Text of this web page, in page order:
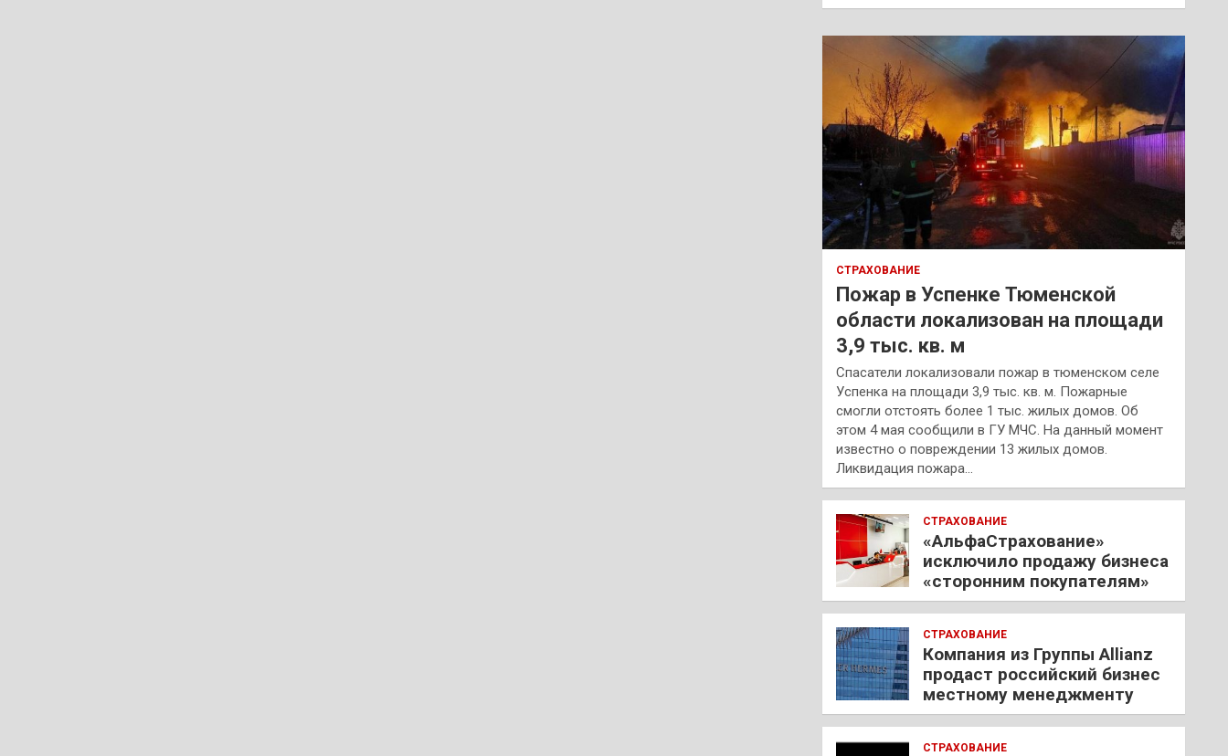
СТРАХОВАНИЕ
Пожар в Успенке Тюменской
области локализован на площади
3,9 тыс. кв. м
Спасатели локализовали пожар в тюменском селе
Успенка на площади 3,9 тыс. кв. м. Пожарные
смогли отстоять более 1 тыс. жилых домов. Об
этом 4 мая сообщили в ГУ МЧС. На данный момент
известно о повреждении 13 жилых домов.
Ликвидация пожара…
СТРАХОВАНИЕ
«АльфаСтрахование»
исключило продажу бизнеса
«сторонним покупателям»
СТРАХОВАНИЕ
Компания из Группы Allianz
продаст российский бизнес
местному менеджменту
СТРАХОВАНИЕ